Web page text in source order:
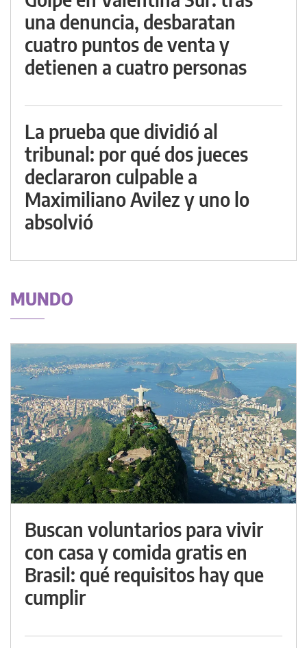
una denuncia, desbaratan
cuatro puntos de venta y
detienen a cuatro personas
La prueba que dividió al
tribunal: por qué dos jueces
declararon culpable a
Maximiliano Avilez y uno lo
absolvió
MUNDO
Buscan voluntarios para vivir
con casa y comida gratis en
Brasil: qué requisitos hay que
cumplir